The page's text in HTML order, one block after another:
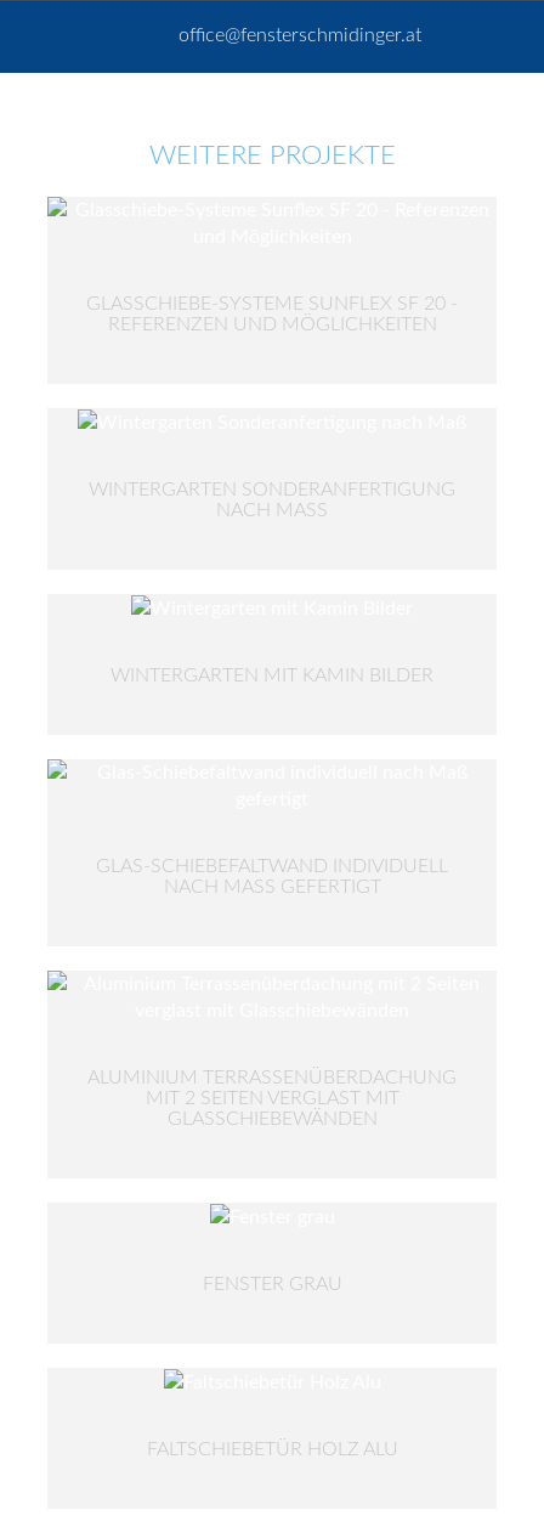
office@fensterschmidinger.at
WEITERE PROJEKTE
GLASSCHIEBE-SYSTEME SUNFLEX SF 20 -
REFERENZEN UND MÖGLICHKEITEN
WINTERGARTEN SONDERANFERTIGUNG
NACH MASS
WINTERGARTEN MIT KAMIN BILDER
GLAS-SCHIEBEFALTWAND INDIVIDUELL
NACH MASS GEFERTIGT
ALUMINIUM TERRASSENÜBERDACHUNG
MIT 2 SEITEN VERGLAST MIT
GLASSCHIEBEWÄNDEN
FENSTER GRAU
FALTSCHIEBETÜR HOLZ ALU